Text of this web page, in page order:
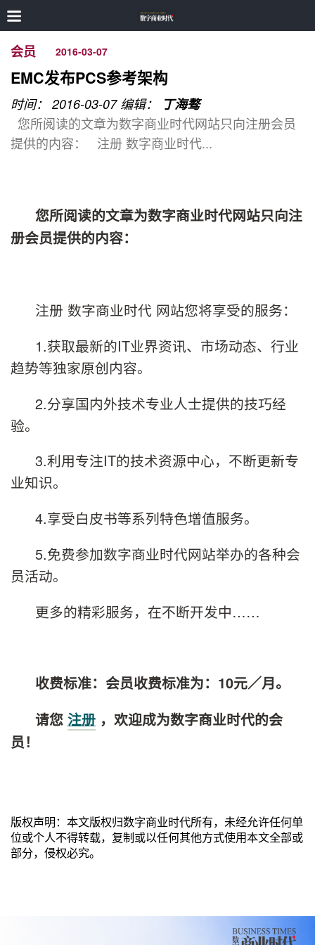
会员 2016-03-07
EMC发布PCS参考架构
时间： 2016-03-07 编辑：
丁海骜
您所阅读的文章为数字商业时代网站只向注册会员
提供的内容： 注册 数字商业时代...
您所阅读的文章为数字商业时代网站只向注
册会员提供的内容：
注册 数字商业时代 网站您将享受的服务：
1.获取最新的IT业界资讯、市场动态、行业
趋势等独家原创内容。
2.分享国内外技术专业人士提供的技巧经
验。
3.利用专注IT的技术资源中心，不断更新专
业知识。
4.享受白皮书等系列特色增值服务。
5.免费参加数字商业时代网站举办的各种会
员活动。
更多的精彩服务，在不断开发中……
收费标准：会员收费标准为：10元／月。
请您 注册 ，欢迎成为数字商业时代的会
员！
版权声明：本文版权归数字商业时代所有，未经允许任何单
位或个人不得转载，复制或以任何其他方式使用本文全部或
部分，侵权必究。